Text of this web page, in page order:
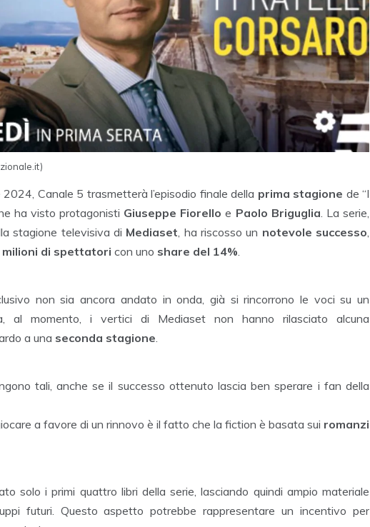
Canale 5 trasmetterà l’episodio finale della prima stagione de “I
ha visto protagonisti Giuseppe Fiorello e Paolo Briguglia. La serie,
stagione televisiva di Mediaset, ha riscosso un notevole successo,
milioni di spettatori con uno share del 14%.
non sia ancora andato in onda, già si rincorrono le voci su un
al momento, i vertici di Mediaset non hanno rilasciato alcuna
a una seconda stagione.
tali, anche se il successo ottenuto lascia ben sperare i fan della
a favore di un rinnovo è il fatto che la fiction è basata sui romanzi
solo i primi quattro libri della serie, lasciando quindi ampio materiale
futuri. Questo aspetto potrebbe rappresentare un incentivo per